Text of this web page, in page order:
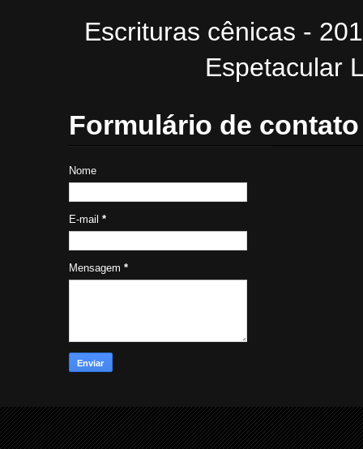
Escrituras cênicas -
Espetacular
Formulário de contato
Nome
E-mail *
Mensagem *